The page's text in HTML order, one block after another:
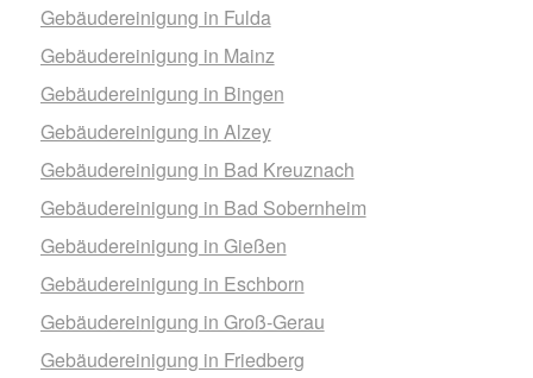
Gebäudereinigung in Fulda
Gebäudereinigung in Mainz
Gebäudereinigung in Bingen
Gebäudereinigung in Alzey
Gebäudereinigung in Bad Kreuznach
Gebäudereinigung in Bad Sobernheim
Gebäudereinigung in Gießen
Gebäudereinigung in Eschborn
Gebäudereinigung in Groß-Gerau
Gebäudereinigung in Friedberg